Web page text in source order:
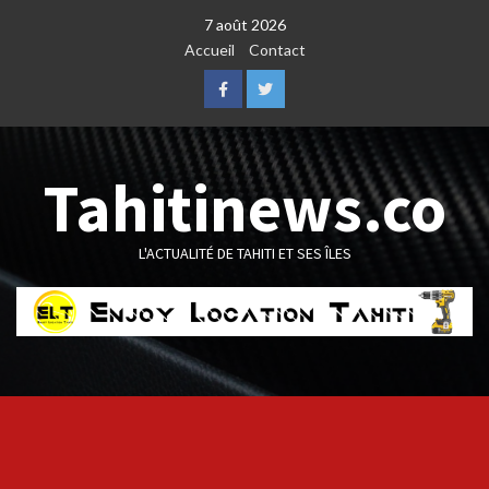
7 août 2026
Accueil
Contact
FacebookTwitter
Tahitinews.co
L'ACTUALITÉ DE TAHITI ET SES ÎLES